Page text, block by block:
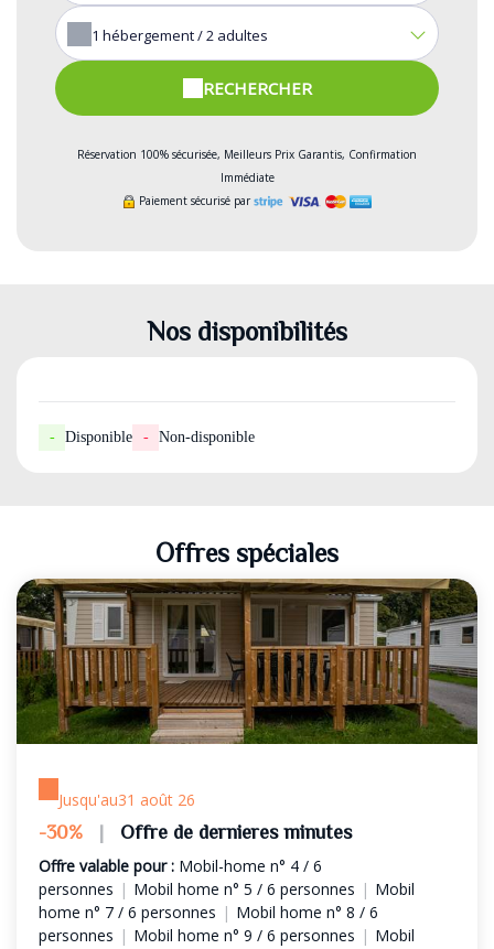
1 hébergement /2 adultes
RECHERCHER
Réservation 100% sécurisée, Meilleurs Prix Garantis, Confirmation
Immédiate
Paiement sécurisé par
Nos disponibilités
- Disponible - Non-disponible
Offres spéciales
Jusqu'au31 août 26
-30% Offre de dernieres minutes
Offre valable pour : Mobil-home n° 4 / 6
personnes | Mobil home n° 5 / 6 personnes | Mobil
home n° 7 / 6 personnes | Mobil home n° 8 / 6
personnes | Mobil home n° 9 / 6 personnes | Mobil